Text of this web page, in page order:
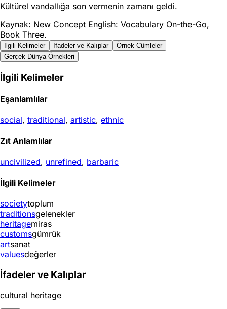
Kültürel vandallığa son vermenin zamanı geldi.
Kaynak: New Concept English: Vocabulary On-the-Go,
Book Three.
İlgili Kelimeler İfadeler ve Kalıplar
Örnek Cümleler
Gerçek Dünya Örnekleri
İlgili Kelimeler
Eşanlamlılar
social, traditional, artistic, ethnic
Zıt Anlamlılar
uncivilized, unrefined, barbaric
İlgili Kelimeler
societytoplum
traditionsgelenekler
heritagemiras
customsgümrük
artsanat
valuesdeğerler
İfadeler ve Kalıplar
cultural heritage